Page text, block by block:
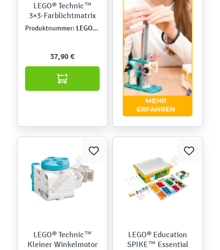
LEGO® Technic™
3×3-Farblichtmatrix
Produktnummer: LEGO45608
37,90 €
LEGO® Technic™
Kleiner Winkelmotor
LEGO® Education
SPIKE™ Essential